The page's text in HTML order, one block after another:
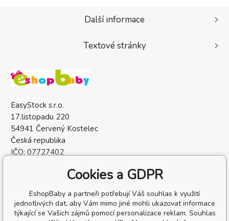
EasyStock s.r.o.
17.listopadu 220
54941 Červený Kostelec
Česká republika
IČO: 07727402
Další informace
Textové stránky
Cookies a GDPR
EshopBaby a partneři potřebují Váš souhlas k využití
jednotlivých dat, aby Vám mimo jiné mohli ukazovat informace
týkající se Vašich zájmů pomocí personalizace reklam. Souhlas